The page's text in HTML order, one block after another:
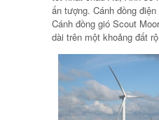
ấn tượng. Cánh đồng
Cánh đồng gió Scout
dài trên một khoảng đất